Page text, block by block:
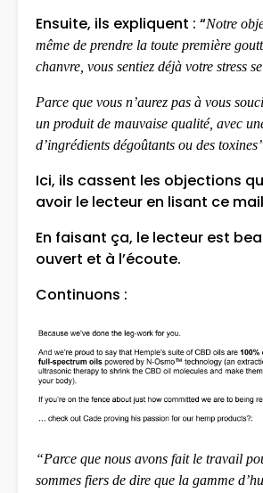
Ensuite, ils expliquent : “Notre
même de prendre la toute première
chanvre, vous sentiez déjà votre stress
Parce que vous n’aurez pas à vous
un produit de mauvaise qualité, avec
d’ingrédients dégoûtants ou des
Ici, ils cassent les objections
avoir le lecteur en lisant ce
En faisant ça, le lecteur est
ouvert et à l’écoute.
Continuons :
“Parce que nous avons fait le travail
sommes fiers de dire que la gamme